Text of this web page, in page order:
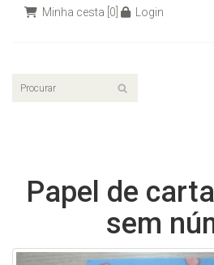
Minha cesta [0] Login
Papel de
sem